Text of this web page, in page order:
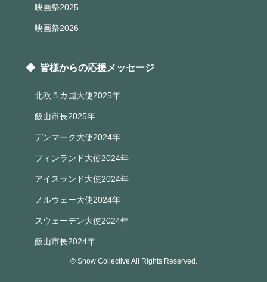
映画祭2025
映画祭2026
◆ 皆様からの応援メッセージ
北欧５カ国大使2025年
飯山市長2025年
デンマーク大使2024年
フィンランド大使2024年
アイスランド大使2024年
ノルウェー大使2024年
スウェーデン大使2024年
飯山市長2024年
© Snow Collective All Rights Reserved.